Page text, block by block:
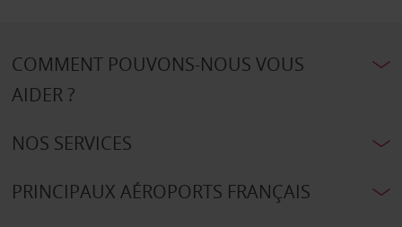
COMMENT POUVONS-NOUS VOUS
AIDER ?
NOS SERVICES
PRINCIPAUX AÉROPORTS FRANÇAIS